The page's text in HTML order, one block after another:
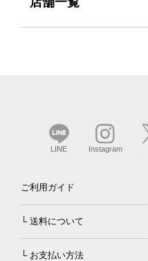
LINE Instagram
ご利用ガイド
└ 送料について
└ お支払い方法